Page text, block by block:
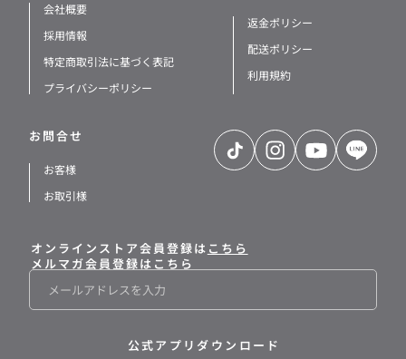
会社概要
採用情報
特定商取引法に基づく表記
プライバシーポリシー
返金ポリシー
配送ポリシー
利用規約
お問合せ
お客様
お取引様
TikTokInstagramYouTube
LINE
オンラインストア会員登録は こちら
メルマガ会員登録はこちら
ー
公式アプリダウンロード